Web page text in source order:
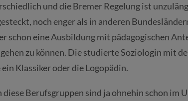
und die Bremer Regelung ist
noch enger als in anderen
schon eine Ausbildung mit pädagogischen
zu können. Die studierte Soziologin mit
Klassiker oder die Logopädin.
diese Berufsgruppen sind ja ohnehin schon im